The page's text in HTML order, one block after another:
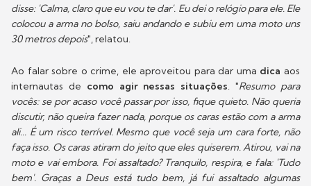
disse: 'Calma, claro que eu vou te dar'. Eu dei o relógio para ele. Ele
colocou a arma no bolso, saiu andando e subiu em uma moto uns
30 metros depois", relatou.
Ao falar sobre o crime, ele aproveitou para dar uma dicaaos
internautas de como agir nessas situações. "Resumo para
vocês: se por acaso você passar por isso, fique quieto. Não queria
discutir, não queira fazer nada, porque os caras estão com a arma
ali... É um risco terrível. Mesmo que você seja um cara forte, não
faça isso. Os caras atiram do jeito que eles quiserem. Atirou, vai na
moto e vai embora. Foi assaltado? Tranquilo, respira, e fala: 'Tudo
bem'. Graças a Deus está tudo bem, já fui assaltado algumas